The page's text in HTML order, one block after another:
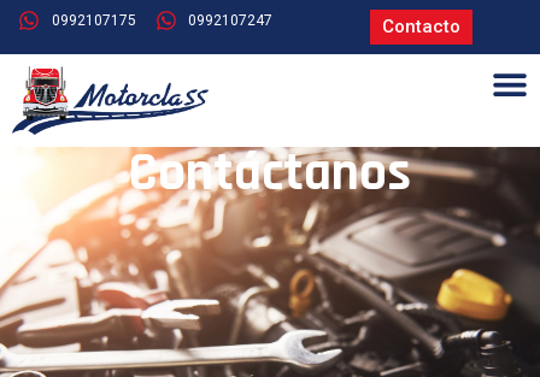
0992107175 0992107247 Contacto
Contáctanos